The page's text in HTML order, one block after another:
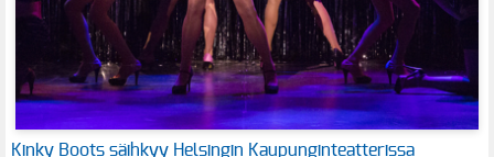
Kinky Boots säihkyy Helsingin Kaupunginteatterissa